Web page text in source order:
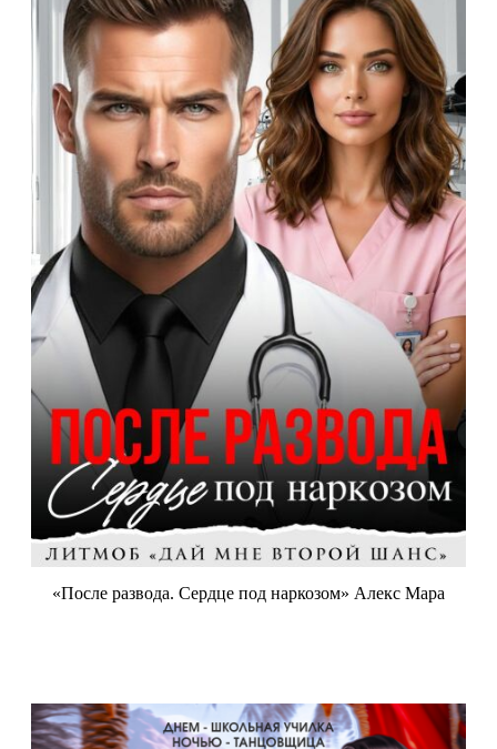
«После развода. Сердце под наркозом» Алекс Мара